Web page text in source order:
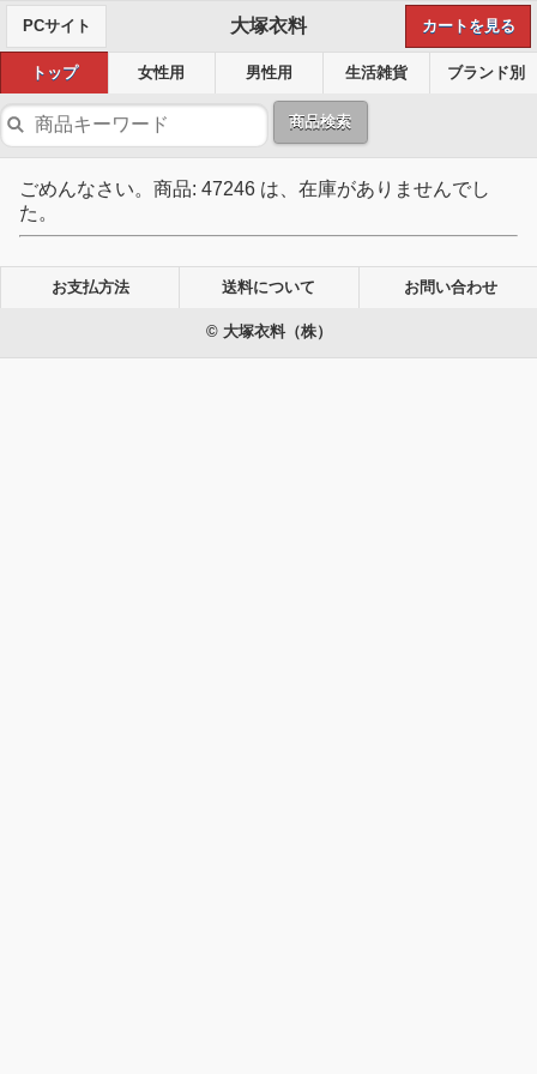
PCサイト 大塚衣料 カートを見る
トップ 女性用 男性用 生活雑貨 ブランド別
商品検索
ごめんなさい。商品: 47246 は、在庫がありませんでし
た。
お支払方法 送料について お問い合わせ
© 大塚衣料（株）